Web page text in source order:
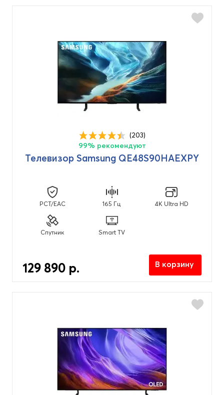
(203)
99% рекомендуют
Телевизор Samsung QE48S90HAEXPY
PCT/EAC 165 Гц 4K Ultra HD
Спутник Smart TV
129 890 р. В корзину